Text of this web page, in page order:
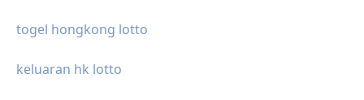
togel hongkong lotto
keluaran hk lotto